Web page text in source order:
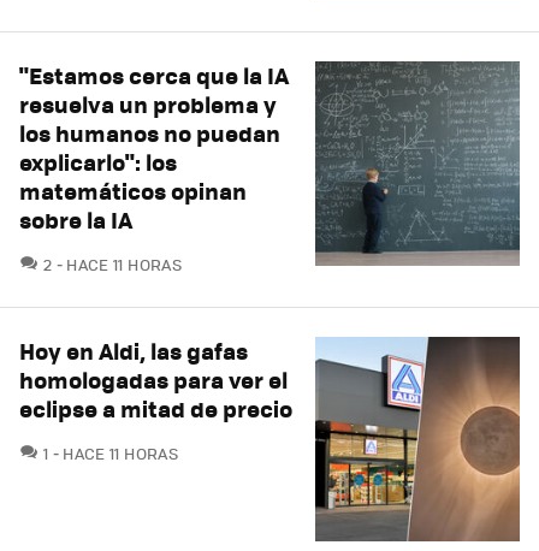
"Estamos cerca que la IA
resuelva un problema y
los humanos no puedan
explicarlo": los
matemáticos opinan
sobre la IA
2 COMENTARIOS
HACE 11 HORAS
Hoy en Aldi, las gafas
homologadas para ver el
eclipse a mitad de precio
1 COMENTARIOS
HACE 11 HORAS